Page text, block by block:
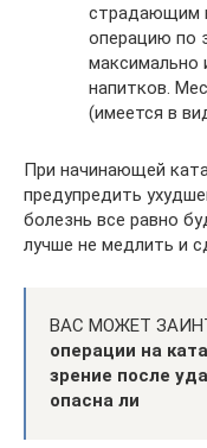
страдающим
операцию по
максимально
напитков.
(имеется в
При начинающей
предупредить
болезнь все равно
лучше не медлить и
ВАС МОЖЕТ
операции на
зрение после
опасна ли